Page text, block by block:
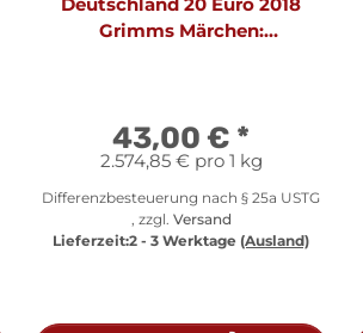
Grimms Märchen:
43,00 € *
2.574,85 € pro 1 kg
Differenzbesteuerung nach § 25a USTG
, zzgl. Versand
Lieferzeit:2 - 3 Werktage (Ausland)